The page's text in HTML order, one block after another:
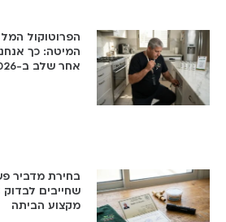
הפרוטוקול
המיטה: כך
אחר שלב ב-2026
שחייבים
מקצוע הביתה